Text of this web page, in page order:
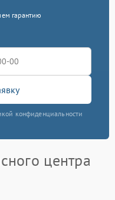
гарантию
конфиденциальности
центра